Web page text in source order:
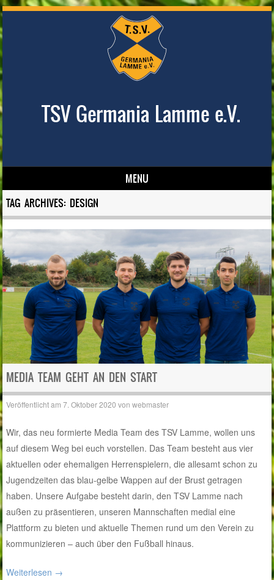
TSV Germania Lamme e.V.
MENU
Skip to content
TAG ARCHIVES: DESIGN
MEDIA TEAM GEHT AN DEN START
Veröffentlicht am7. Oktober 2020 vonwebmaster
Wir, das neu formierte Media Team des TSV Lamme, wollen uns
auf diesem Weg bei euch vorstellen. Das Team besteht aus vier
aktuellen oder ehemaligen Herrenspielern, die allesamt schon zu
Jugendzeiten das blau-gelbe Wappen auf der Brust getragen
haben. Unsere Aufgabe besteht darin, den TSV Lamme nach
außen zu präsentieren, unseren Mannschaften medial eine
Plattform zu bieten und aktuelle Themen rund um den Verein zu
kommunizieren – auch über den Fußball hinaus.
Weiterlesen →